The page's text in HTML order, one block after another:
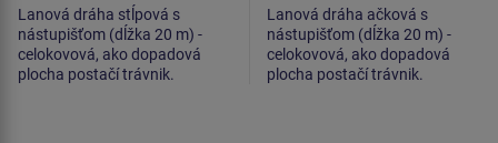
Lanová dráha stĺpová s
nástupišťom (dĺžka 20 m) -
celokovová, ako dopadová
plocha postačí trávnik.
Lanová dráha ačková s
nástupišťom (dĺžka 20 m) -
celokovová, ako dopadová
plocha postačí trávnik.